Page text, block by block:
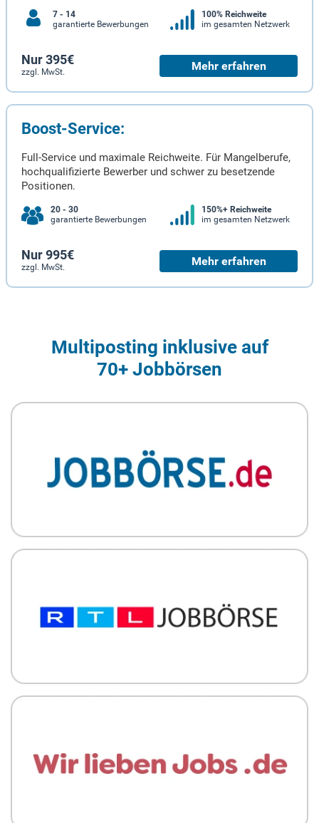
7 - 14
garantierte Bewerbungen
100% Reichweite
im gesamten Netzwerk
Nur 395€
zzgl. MwSt. Mehr erfahren
Boost-Service:
Full-Service und maximale Reichweite. Für Mangelberufe,
hochqualifizierte Bewerber und schwer zu besetzende
Positionen.
20 - 30
garantierte Bewerbungen
150%+ Reichweite
im gesamten Netzwerk
Nur 995€
zzgl. MwSt. Mehr erfahren
Multiposting inklusive auf
70+ Jobbörsen